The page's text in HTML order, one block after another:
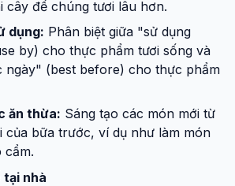
cây để chúng tươi lâu hơn.
dụng: Phân biệt giữa "sử dụng
by) cho thực phẩm tươi sống và
ngày" (best before) cho thực phẩm
ăn thừa: Sáng tạo các món mới từ
của bữa trước, ví dụ như làm món
cẩm.
nhà